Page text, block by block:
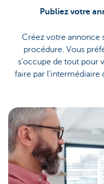
Publiez votre
Créez votre annonce
procédure. Vous
s'occupe de tout pour
faire par l'intermédiaire